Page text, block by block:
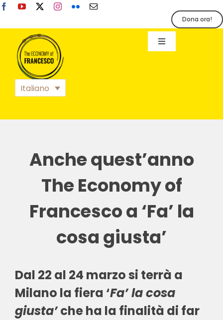
Salta
contenuto
Dona ora!
Toggle
EoF
BLOG
STAMPA
Italiano
Anche quest’anno
The Economy of
Francesco a ‘Fa’ la
cosa giusta’
Dal 22 al 24 marzo si terrà a
Milano la fiera ‘Fa’ la cosa
giusta’che ha la finalità di far